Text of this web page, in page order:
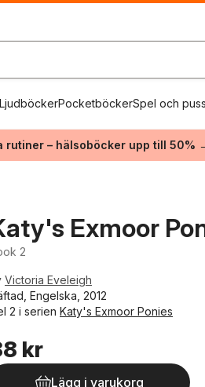
LjudböckerPocketböckerSpel och
rutiner – hälsoböcker upp till 50%
Exmoor
2
Victoria Eveleigh
Engelska, 2012
2 i serien Katy's Exmoor Ponies
kr
Lägg i varukorg